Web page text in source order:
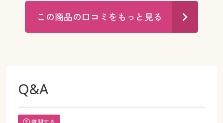
この商品の口コミをもっと見る
Q&A